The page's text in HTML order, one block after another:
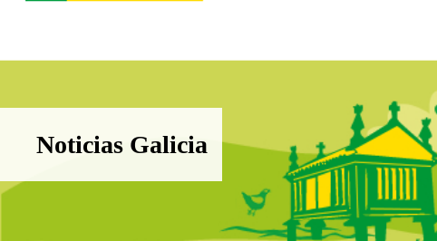
Boletín Noticias Galicia
Noticias Galicia